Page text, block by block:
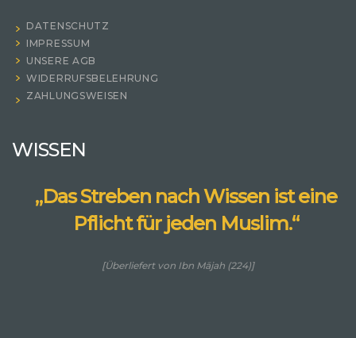
DATENSCHUTZ
IMPRESSUM
UNSERE AGB
WIDERRUFSBELEHRUNG
ZAHLUNGSWEISEN
WISSEN
„Das Streben nach Wissen ist eine
Pflicht für jeden Muslim.“
[Überliefert von Ibn Mājah (224)]